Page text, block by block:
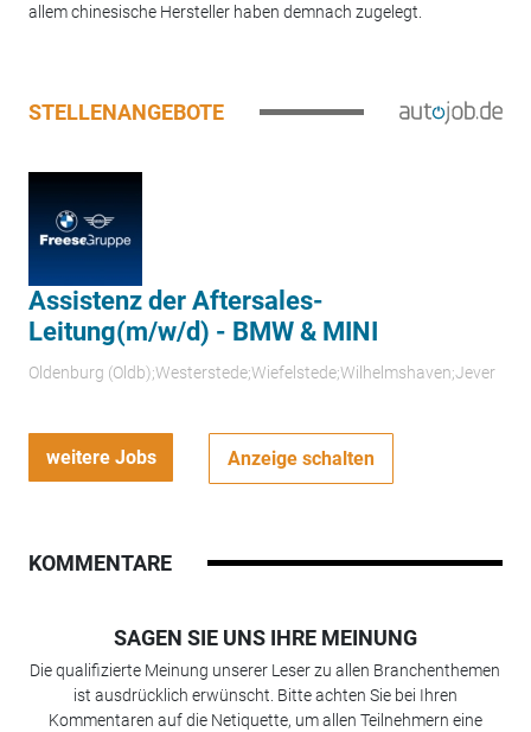
allem chinesische Hersteller haben demnach zugelegt.
STELLENANGEBOTE
Assistenz der Aftersales-
Leitung(m/w/d) - BMW & MINI
Oldenburg (Oldb);Westerstede;Wiefelstede;Wilhelmshaven;Jever
weitere Jobs Anzeige schalten
KOMMENTARE
SAGEN SIE UNS IHRE MEINUNG
Die qualifizierte Meinung unserer Leser zu allen Branchenthemen
ist ausdrücklich erwünscht. Bitte achten Sie bei Ihren
Kommentaren auf die Netiquette, um allen Teilnehmern eine